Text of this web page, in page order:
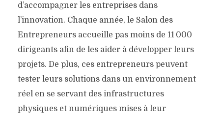
d’accompagner les entreprises dans
l’innovation. Chaque année, le Salon des
Entrepreneurs accueille pas moins de 11 000
dirigeants afin de les aider à développer leurs
projets. De plus, ces entrepreneurs peuvent
tester leurs solutions dans un environnement
réel en se servant des infrastructures
physiques et numériques mises à leur